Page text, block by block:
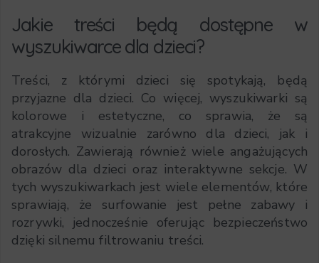
Jakie treści będą dostępne w
wyszukiwarce dla dzieci?
Treści, z którymi dzieci się spotykają, będą
przyjazne dla dzieci. Co więcej, wyszukiwarki są
kolorowe i estetyczne, co sprawia, że są
atrakcyjne wizualnie zarówno dla dzieci, jak i
dorosłych. Zawierają również wiele angażujących
obrazów dla dzieci oraz interaktywne sekcje. W
tych wyszukiwarkach jest wiele elementów, które
sprawiają, że surfowanie jest pełne zabawy i
rozrywki, jednocześnie oferując bezpieczeństwo
dzięki silnemu filtrowaniu treści.